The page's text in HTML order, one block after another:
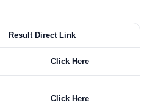
Result Direct Link
Click Here
Click Here